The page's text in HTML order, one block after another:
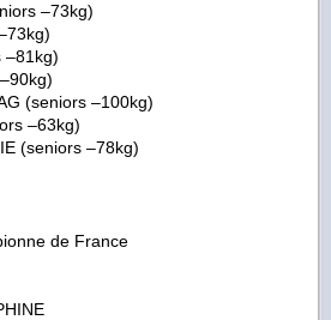
–73kg)
–81kg)
(seniors –100kg)
–63kg)
(seniors –78kg)
de France